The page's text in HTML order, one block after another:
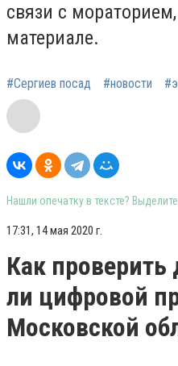
связи с
материале.
#Сергиев посад #новости
Нашли опечатку в тексте?
17:31, 14 мая 2020 г.
Как проверить
ли цифровой
Московской